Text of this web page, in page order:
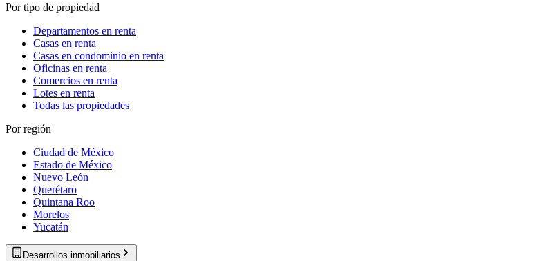
Por tipo de propiedad
Departamentos en renta
Casas en renta
Casas en condominio en renta
Oficinas en renta
Comercios en renta
Lotes en renta
Todas las propiedades
Por región
Ciudad de México
Estado de México
Nuevo León
Querétaro
Quintana Roo
Morelos
Yucatán
Desarrollos inmobiliarios